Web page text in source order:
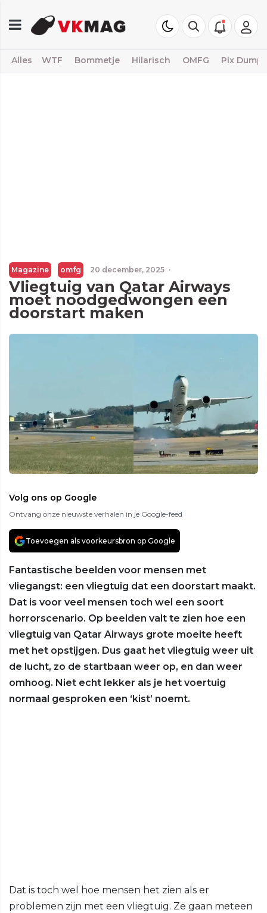
Alles WTF Bommetje Hilarisch OMFG Pix Dump
Magazine omfg 20 december, 2025 ·
Vliegtuig van Qatar Airways
moet noodgedwongen een
doorstart maken
Volg ons op Google
Ontvang onze nieuwste verhalen in je Google-feed
Toevoegen als voorkeursbron op Google
Fantastische beelden voor mensen met
vliegangst: een vliegtuig dat een doorstart maakt.
Dat is voor veel mensen toch wel een soort
horrorscenario. Op beelden valt te zien hoe een
vliegtuig van Qatar Airways grote moeite heeft
met het opstijgen. Dus gaat het vliegtuig weer uit
de lucht, zo de startbaan weer op, en dan weer
omhoog. Niet echt lekker als je het voertuig
normaal gesproken een ‘kist’ noemt.
Dat is toch wel hoe mensen het zien als er
problemen zijn met een vliegtuig. Ze gaan meteen